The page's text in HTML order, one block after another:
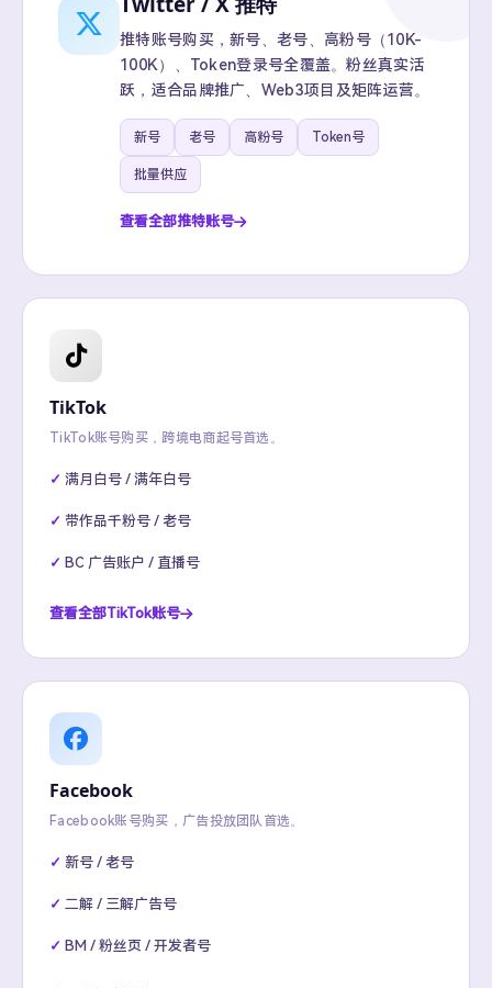
推特账号购买，新号、老号、高粉号（10K-
100K）、Token登录号全覆盖。粉丝真实活
跃，适合品牌推广、Web3项目及矩阵运营。
新号 老号 高粉号 Token号
批量供应
查看全部推特账号
TikTok
TikTok账号购买，跨境电商起号首选。
满月白号 / 满年白号
带作品千粉号 / 老号
BC 广告账户 / 直播号
查看全部TikTok账号
Facebook
Facebook账号购买，广告投放团队首选。
新号 / 老号
二解 / 三解广告号
BM / 粉丝页 / 开发者号